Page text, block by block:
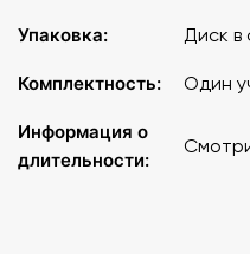
Упаковка: Диск в
Комплектность: Один
Информация о
длительности: